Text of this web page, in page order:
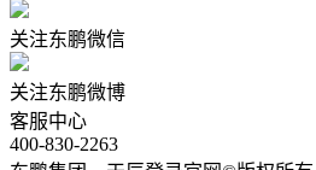
关注东鹏微信
关注东鹏微博
客服中心
400-830-2263